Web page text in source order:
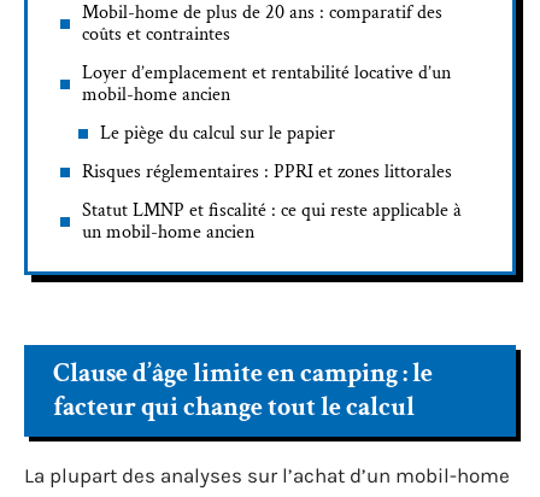
Mobil-home de plus de 20 ans : comparatif des
coûts et contraintes
Loyer d’emplacement et rentabilité locative d’un
mobil-home ancien
Le piège du calcul sur le papier
Risques réglementaires : PPRI et zones littorales
Statut LMNP et fiscalité : ce qui reste applicable à
un mobil-home ancien
Clause d’âge limite en camping : le
facteur qui change tout le calcul
La plupart des analyses sur l’achat d’un mobil-home